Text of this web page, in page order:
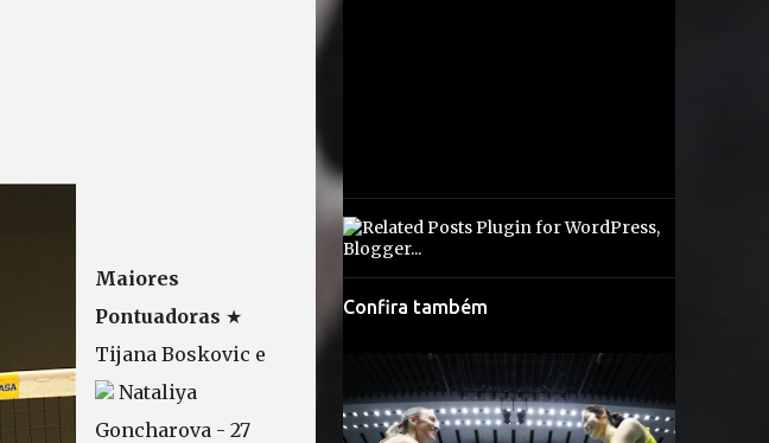
Maiores
Pontuadoras ★
Tijana Boskovic e
Nataliya
Goncharova - 27
Confira também